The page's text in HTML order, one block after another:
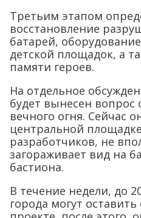
Третьим этапом
восстановление
батарей,
детской площадок, а
памяти героев.
На отдельное
будет вынесен вопрос
вечного огня. Сейчас
центральной
разработчиков, не
загораживает вид на
бастиона.
В течение недели, до
города могут